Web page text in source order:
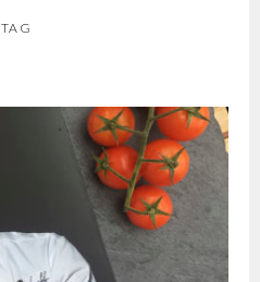
TAG